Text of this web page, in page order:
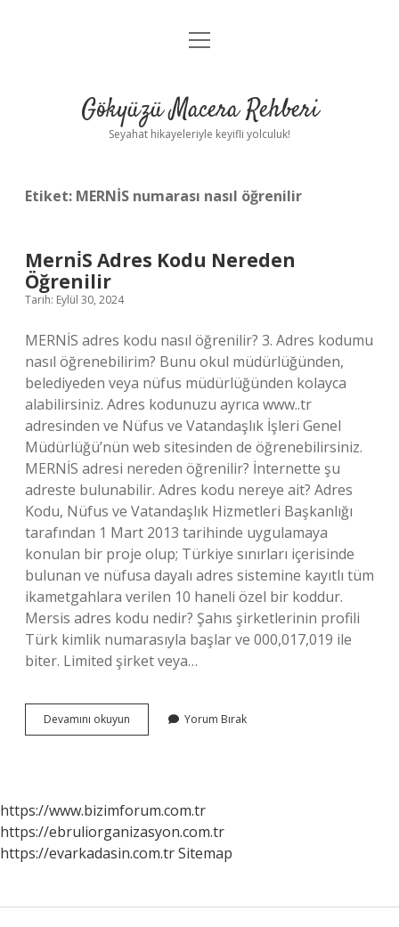
Anasayfa
Yasal Uyarı
menüyü
Gökyüzü Macera Rehberi
Seyahat hikayeleriyle keyifli yolculuk!
Etiket: MERNİS numarası nasıl öğrenilir
Merni̇S Adres Kodu Nereden
Öğrenilir
Tarih: Eylül 30, 2024
MERNİS adres kodu nasıl öğrenilir? 3. Adres kodumu
nasıl öğrenebilirim? Bunu okul müdürlüğünden,
belediyeden veya nüfus müdürlüğünden kolayca
alabilirsiniz. Adres kodunuzu ayrıca www..tr
adresinden ve Nüfus ve Vatandaşlık İşleri Genel
Müdürlüğü’nün web sitesinden de öğrenebilirsiniz.
MERNİS adresi nereden öğrenilir? İnternette şu
adreste bulunabilir. Adres kodu nereye ait? Adres
Kodu, Nüfus ve Vatandaşlık Hizmetleri Başkanlığı
tarafından 1 Mart 2013 tarihinde uygulamaya
konulan bir proje olup; Türkiye sınırları içerisinde
bulunan ve nüfusa dayalı adres sistemine kayıtlı tüm
ikametgahlara verilen 10 haneli özel bir koddur.
Mersis adres kodu nedir? Şahıs şirketlerinin profili
Türk kimlik numarasıyla başlar ve 000,017,019 ile
biter. Limited şirket veya…
Devamını okuyun
Adres
Yorum Bırak
https://www.bizimforum.com.tr
https://ebruliorganizasyon.com.tr
https://evarkadasin.com.trSitemap